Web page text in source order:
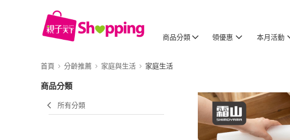
商品分類 領優惠 本月活動
首頁 分齡推薦 家庭與生活 家庭生活
商品分類
所有分類